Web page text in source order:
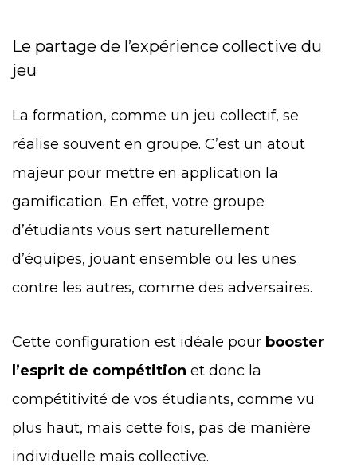
Le partage de l’expérience collective du
jeu
La formation, comme un jeu collectif, se
réalise souvent en groupe. C’est un atout
majeur pour mettre en application la
gamification. En effet, votre groupe
d’étudiants vous sert naturellement
d’équipes, jouant ensemble ou les unes
contre les autres, comme des adversaires.
Cette configuration est idéale pour booster
l’esprit de compétition et donc la
compétitivité de vos étudiants, comme vu
plus haut, mais cette fois, pas de manière
individuelle mais collective.